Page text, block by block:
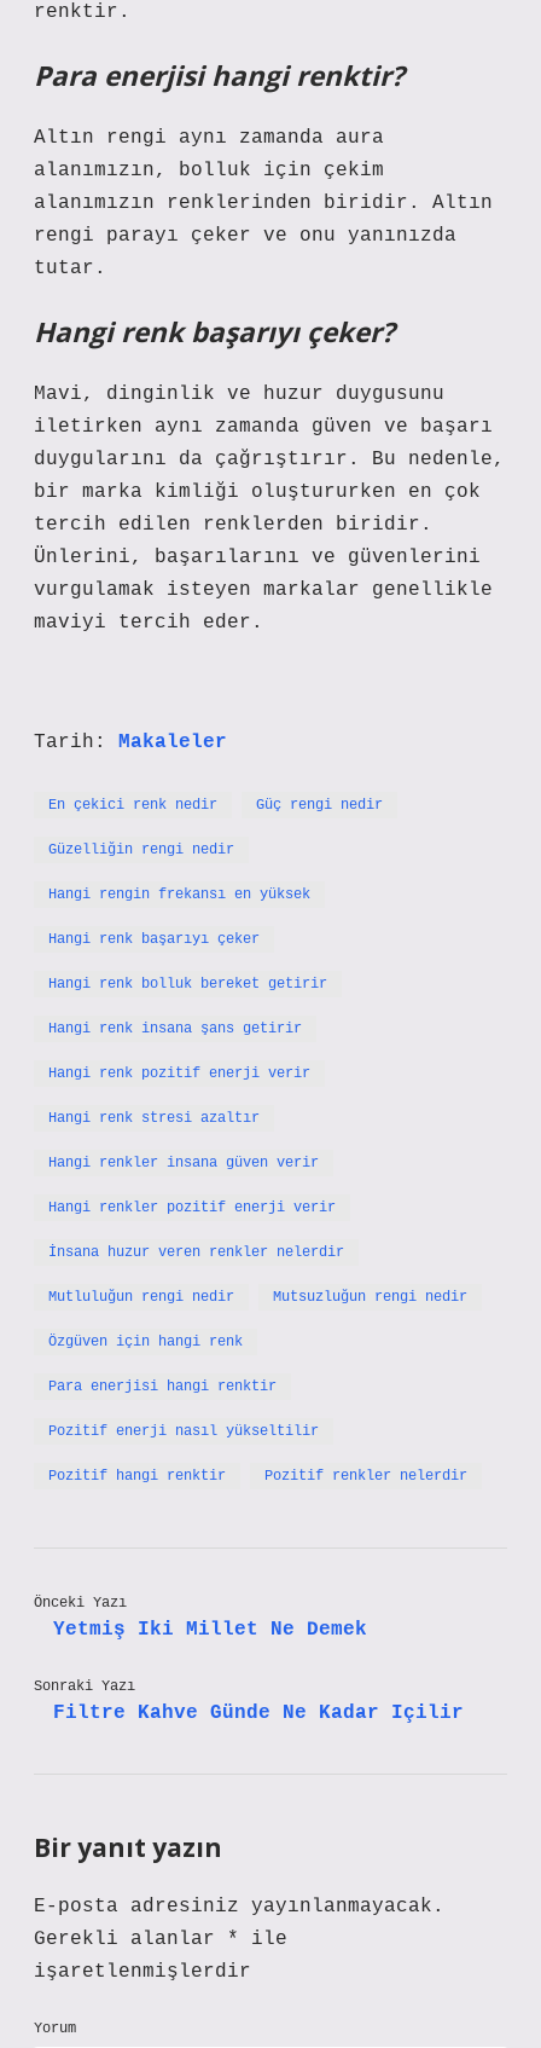
renktir.
Para enerjisi hangi renktir?
Altın rengi aynı zamanda aura
alanımızın, bolluk için çekim
alanımızın renklerinden biridir. Altın
rengi parayı çeker ve onu yanınızda
tutar.
Hangi renk başarıyı çeker?
Mavi, dinginlik ve huzur duygusunu
iletirken aynı zamanda güven ve başarı
duygularını da çağrıştırır. Bu nedenle,
bir marka kimliği oluştururken en çok
tercih edilen renklerden biridir.
Ünlerini, başarılarını ve güvenlerini
vurgulamak isteyen markalar genellikle
maviyi tercih eder.
Tarih: Makaleler
En çekici renk nedir Güç rengi nedir
Güzelliğin rengi nedir
Hangi rengin frekansı en yüksek
Hangi renk başarıyı çeker
Hangi renk bolluk bereket getirir
Hangi renk insana şans getirir
Hangi renk pozitif enerji verir
Hangi renk stresi azaltır
Hangi renkler insana güven verir
Hangi renkler pozitif enerji verir
İnsana huzur veren renkler nelerdir
Mutluluğun rengi nedir Mutsuzluğun rengi nedir
Özgüven için hangi renk
Para enerjisi hangi renktir
Pozitif enerji nasıl yükseltilir
Pozitif hangi renktir Pozitif renkler nelerdir
Önceki Yazı
Yetmiş Iki Millet Ne Demek
Sonraki Yazı
Filtre Kahve Günde Ne Kadar Içilir
Bir yanıt yazın
E-posta adresiniz yayınlanmayacak.
Gerekli alanlar
*
ile
işaretlenmişlerdir
Yorum